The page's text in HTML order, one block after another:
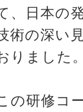
、日本の
術の深い
りました
の研修コ